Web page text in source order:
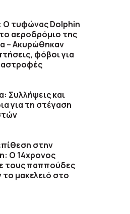
Ο τυφώνας Dolphin
αεροδρόμιο της
– Ακυρώθηκαν
φόβοι για
Συλλήψεις και
για τη στέγαση
στην
Ο 14χρονος
τους παππούδες
το μακελειό στο